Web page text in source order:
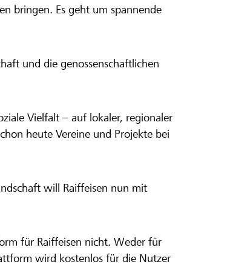
bringen. Es geht um spannende
und die genossenschaftlichen
Vielfalt – auf lokaler, regionaler
heute Vereine und Projekte bei
will Raiffeisen nun mit
für Raiffeisen nicht. Weder für
wird kostenlos für die Nutzer